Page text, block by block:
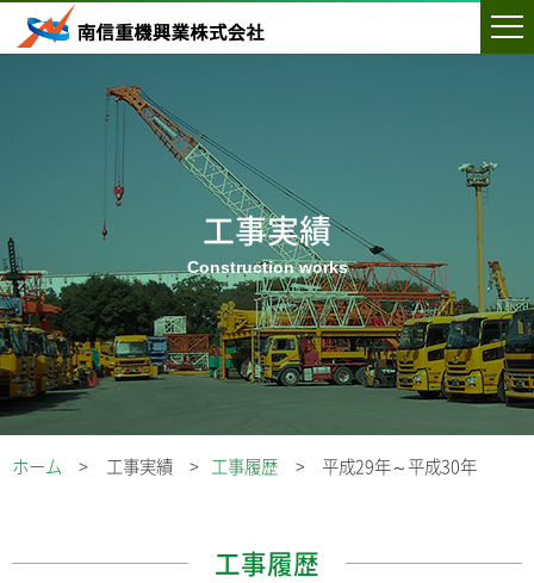
工事実績
ホーム 工事実績 工事履歴 平成29年～平成30年
工事履歴